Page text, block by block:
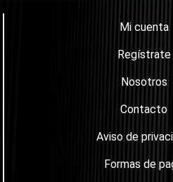
Mi cuenta
Regístrate
Nosotros
Contacto
Aviso de
Formas de